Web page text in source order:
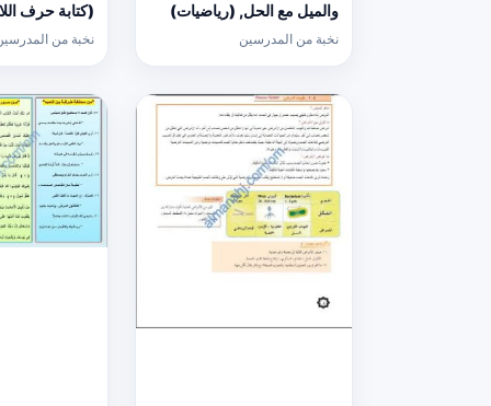
والميل مع الحل, (رياضيات)
الحادي عشر العام
نخبة من المدرسين
عربية) الأول
نخبة من